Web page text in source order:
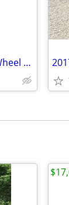
2014 Ford Escape SE 4dr SUV 4 cyl All Wheel drive